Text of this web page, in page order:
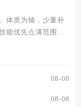
体质为辅，少量补
能优先点满范围输
养成，整体分为纯
适配日常刷怪、副
08-08
08-08